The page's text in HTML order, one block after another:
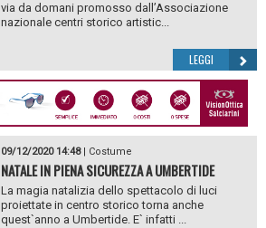
via da domani promosso dall’Associazione
nazionale centri storico artistic...
LEGGI
09/12/2020 14:48| Costume
NATALE IN PIENA SICUREZZA A UMBERTIDE
La magia natalizia dello spettacolo di luci
proiettate in centro storico torna anche
quest`anno a Umbertide. E` infatti ...